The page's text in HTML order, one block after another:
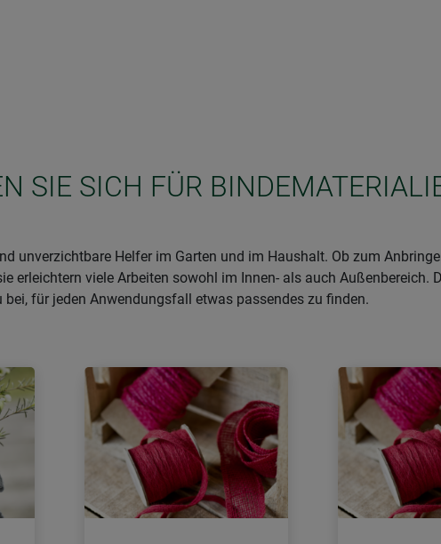
SIE SICH FÜR
unverzichtbare Helfer im Garten und im Haushalt. Ob zum
erleichtern viele Arbeiten sowohl im Innen- als auch
für jeden Anwendungsfall etwas passendes zu finden.